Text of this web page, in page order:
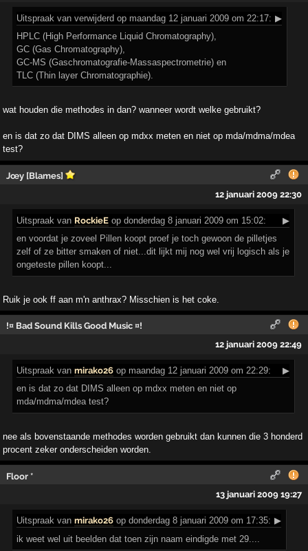
Uitspraak van verwijderd op maandag 12 januari 2009 om 22:17: ▶
HPLC (High Performance Liquid Chromatography),
GC (Gas Chromatography),
GC-MS (Gaschromatografie-Massaspectrometrie) en
TLC (Thin layer Chromatographie).
wat houden die methodes in dan? wanneer wordt welke gebruikt?
en is dat zo dat DIMS alleen op mdxx meten en niet op mda/mdma/mdea
test?
Jœy [Blames]
12 januari 2009 22:30
Uitspraak van RockieE op donderdag 8 januari 2009 om 15:02:
▶
en voordat je zoveel Pillen koopt proef je toch gewoon de pilletjes
zelf of ze bitter smaken of niet...dit lijkt mij nog wel vrij logisch als je
ongeteste pillen koopt...
Ruik je ook ff aan m'n anthrax? Misschien is het coke.
!¤ Bad Sound Kills Good Music ¤!
12 januari 2009 22:49
Uitspraak vanmirako26 op maandag 12 januari 2009 om 22:29:
▶
en is dat zo dat DIMS alleen op mdxx meten en niet op
mda/mdma/mdea test?
nee als bovenstaande methodes worden gebruikt dan kunnen die 3 honderd
procent zeker onderscheiden worden.
Floor *
13 januari 2009 19:27
Uitspraak vanmirako26 op donderdag 8 januari 2009 om 17:35: ▶
ik weet wel uit beelden dat toen zijn naam eindigde met 29....